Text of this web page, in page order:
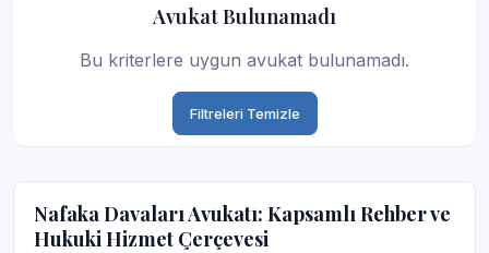
Avukat Bulunamadı
Bu kriterlere uygun avukat bulunamadı.
Filtreleri Temizle
Nafaka Davaları Avukatı: Kapsamlı Rehber ve
Hukuki Hizmet Çerçevesi